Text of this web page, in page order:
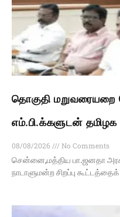
தொகுதி
எம்.பி.க்களுடன்
08/08/2026
No Comments
சென்னை,மத்திய பா.ஜனதா
நாடாளுமன்ற சிறப்பு கூட்டத்தைக்